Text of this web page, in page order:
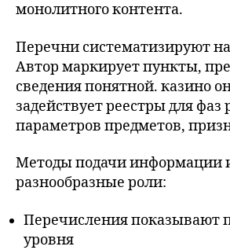
монолитного контента.
Перечни систематизируют
Автор маркирует пункты,
сведения понятной. казино
задействует реестры для фаз
параметров предметов,
Методы подачи информации
разнообразные роли:
Перечисления показывают
уровня